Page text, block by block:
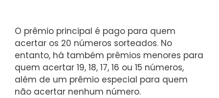
O prêmio principal é pago para quem
acertar os 20 números sorteados. No
entanto, há também prêmios menores para
quem acertar 19, 18, 17, 16 ou 15 números,
além de um prêmio especial para quem
não acertar nenhum número.